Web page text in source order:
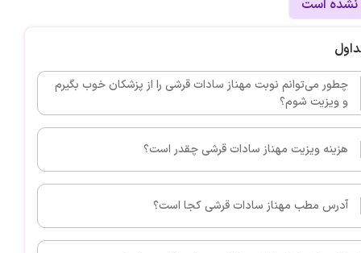
نشده است
چطور می‌توانم نوبت مهناز سادات قرشی را از پزشکان خوب بگیرم
و ویزیت شوم؟
هزینه ویزیت مهناز سادات قرشی چقدر است؟
آدرس مطب مهناز سادات قرشی کجا است؟